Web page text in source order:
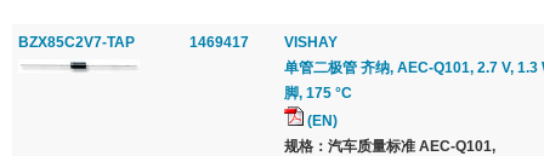
BZX85C2V7-TAP 1469417
VISHAY
单管二极管 齐纳, AEC-Q101, 2.7 V, 1.3
脚, 175 °C
(EN)
规格：汽车质量标准 AEC-Q101,